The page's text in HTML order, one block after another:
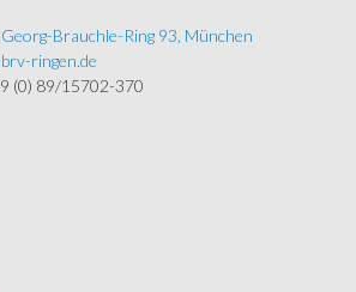
Georg-Brauchle-Ring 93, München
ringen.de
(0) 89/15702-370